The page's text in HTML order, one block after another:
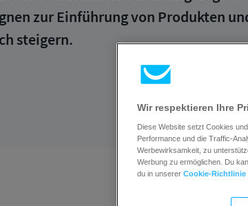
zur Einführung von Produkten
steigern.
Wir respektieren Ihre
Diese Website setzt Cookies
Performance und die Traffic-
Werbewirksamkeit, zu
Werbung zu ermöglichen. Du
du in unserer Cookie-Richtlinie